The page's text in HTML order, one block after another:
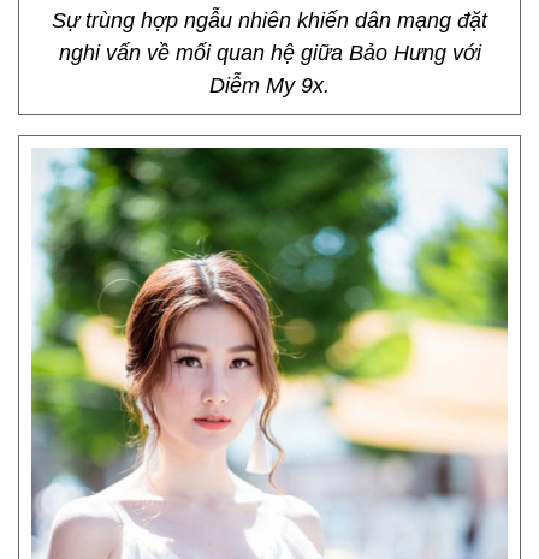
Sự trùng hợp ngẫu nhiên khiến dân mạng đặt
nghi vấn về mối quan hệ giữa Bảo Hưng với
Diễm My 9x.